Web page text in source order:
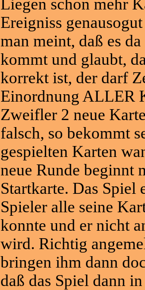
Liegen schon mehr
Ereigniss
man meint, daß es
kommt und glaubt,
korrekt ist, der darf
Einordnung ALLER
Zweifler 2 neue
falsch, so bekommt
gespielten Karten
neue Runde beginnt
Startkarte. Das Spiel
Spieler alle seine
konnte und er nicht
wird. Richtig
bringen ihm dann
daß das Spiel dann